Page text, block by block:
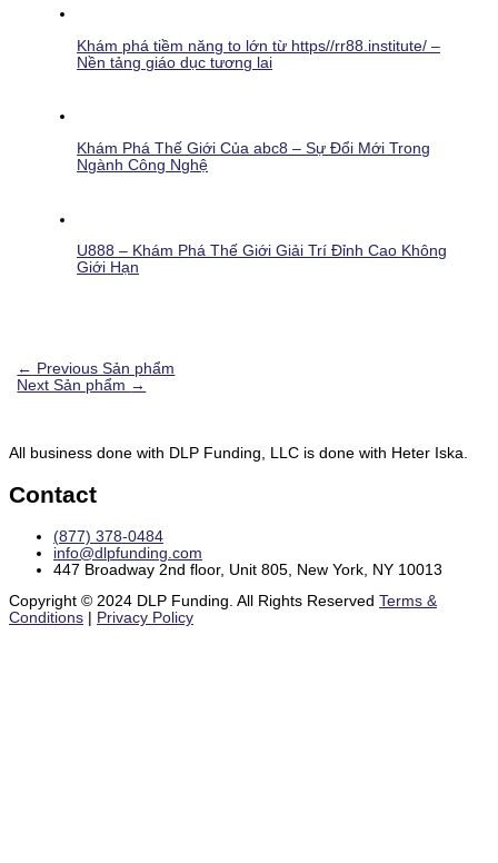
Khám phá tiềm năng to lớn từ https//rr88.institute/ –
Nền tảng giáo dục tương lai
Khám Phá Thế Giới Của abc8 – Sự Đổi Mới Trong
Ngành Công Nghệ
U888 – Khám Phá Thế Giới Giải Trí Đỉnh Cao Không
Giới Hạn
← Previous Sản phẩm
Next Sản phẩm →
All business done with DLP Funding, LLC is done with Heter Iska.
Contact
(877) 378-0484
info@dlpfunding.com
447 Broadway 2nd floor, Unit 805, New York, NY 10013
Copyright © 2024 DLP Funding. All Rights Reserved Terms &
Conditions
Privacy Policy